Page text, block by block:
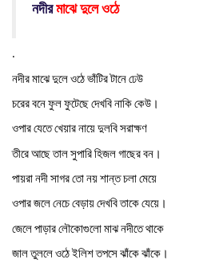
নদীর মাঝেদুলে ওঠে
.
নদীরমাঝেদুলেওঠেভাঁটিরটানেঢেউ
চরেরবনেফুলফুটেছেদেখবিনাকিকেউ।
ওপারযেতেখেয়ারনায়েদুলবিসরাক্ষণ
তীরেআছেতালসুপারিহিজলগাছেরবন।
পায়রানদীসাগরতোনয়শান্তচলামেয়ে
ওপারজলেনেচেবেড়ায়দেখবিতাকেযেয়ে।
জেলেপাড়ারলৌকোগুলোমাঝনদীতেথাকে
জালতুললেওঠেইলিশতপসেঝাঁকেঝাঁকে।